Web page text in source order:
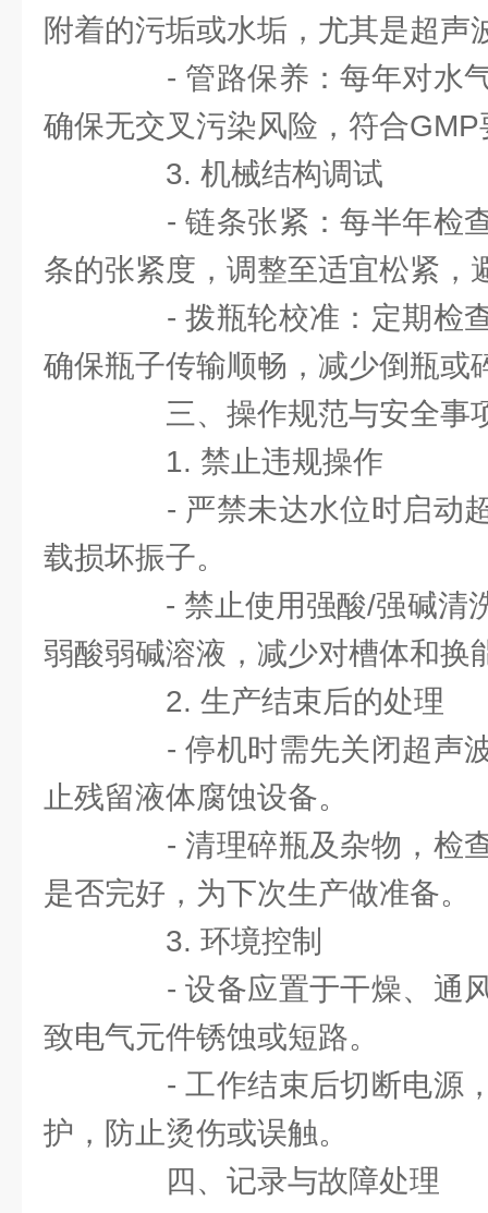
附着的污垢或水垢，尤其是超声
- 管路保养：每年对水气
确保无交叉污染风险，符合
3. 机械结构调试
- 链条张紧：每半年检查
条的张紧度，调整至适宜松紧，
- 拨瓶轮校准：定期检查
确保瓶子传输顺畅，减少倒瓶或
三、操作规范与安全事
1. 禁止违规操作
- 严禁未达水位时启动超
载损坏振子。
- 禁止使用强酸/强碱清
弱酸弱碱溶液，减少对槽体和换
2. 生产结束后的处理
- 停机时需先关闭超声波
止残留液体腐蚀设备。
- 清理碎瓶及杂物，检查
是否完好，为下次生产做准备。
3. 环境控制
- 设备应置于干燥、通风
致电气元件锈蚀或短路。
- 工作结束后切断电源，
护，防止烫伤或误触。
四、记录与故障处理